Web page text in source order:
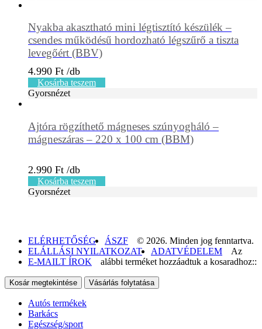
Nyakba akasztható mini légtisztító készülék –
csendes működésű hordozható légszűrő a tiszta
levegőért (BBV)
4.990 Ft
Kosárba teszem
Gyorsnézet
Ajtóra rögzíthető mágneses szúnyogháló –
mágneszáras – 220 x 100 cm (BBM)
2.990 Ft
Kosárba teszem
Gyorsnézet
ELÉRHETŐSÉG
ÁSZF
ELÁLLÁSI NYILATKOZAT
ADATVÉDELEM
E-MAILT ÍROK
© 2026. Minden jog fenntartva.
Az
alábbi terméket hozzáadtuk a kosaradhoz::
Kosár megtekintése Vásárlás folytatása
Autós termékek
Barkács
Egészség/sport